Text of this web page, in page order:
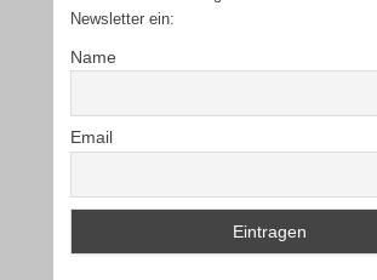
Newsletter ein:
Name
Email